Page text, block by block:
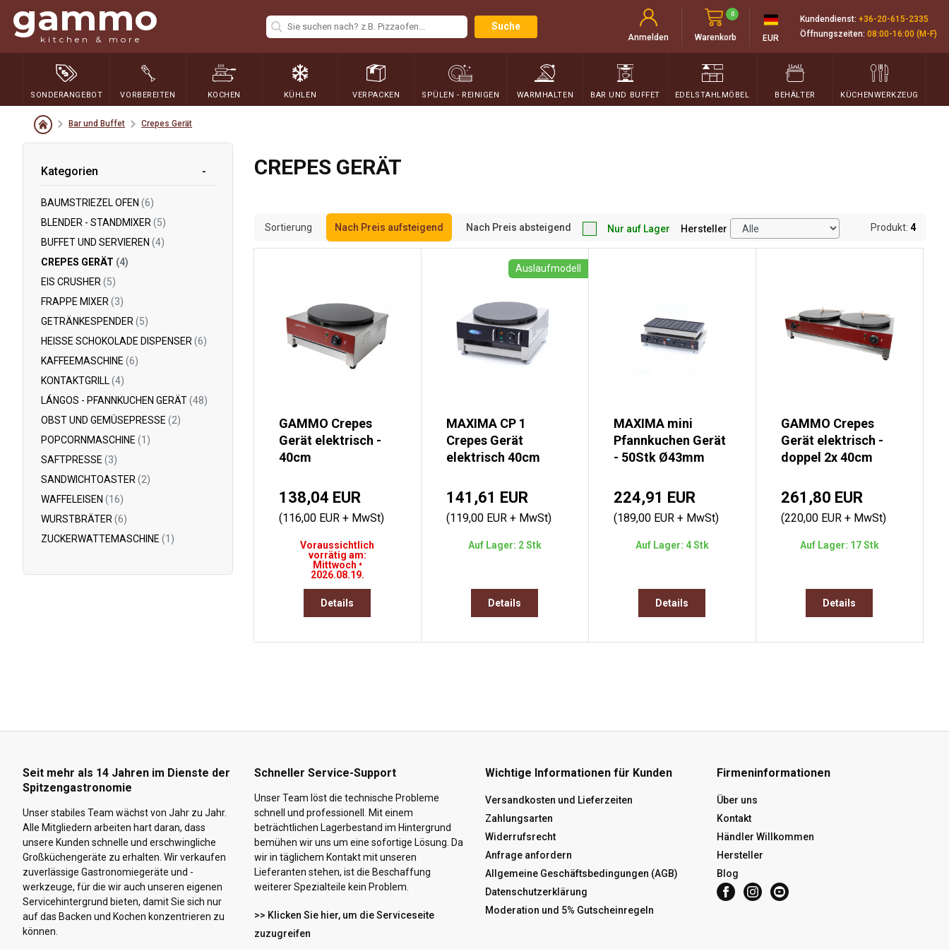
gammo
kitchen & more
Suche
Anmelden Warenkorb
0
EUR
Kundendienst: +36-20-615-2335
Öffnungszeiten: 08:00-16:00 (M-F)
SONDERANGEBOT VORBEREITEN KOCHEN KÜHLEN VERPACKEN SPÜLEN - REINIGEN WARMHALTEN BAR UND BUFFET EDELSTAHLMÖBEL BEHÄLTER KÜCHENWERKZEUG
Bar und Buffet Crepes Gerät
Kategorien
BAUMSTRIEZEL OFEN (6)
BLENDER - STANDMIXER (5)
BUFFET UND SERVIEREN (4)
CREPES GERÄT (4)
EIS CRUSHER (5)
FRAPPE MIXER (3)
GETRÄNKESPENDER (5)
HEISSE SCHOKOLADE DISPENSER (6)
KAFFEEMASCHINE (6)
KONTAKTGRILL (4)
LÁNGOS - PFANNKUCHEN GERÄT(48)
OBST UND GEMÜSEPRESSE (2)
POPCORNMASCHINE (1)
SAFTPRESSE (3)
SANDWICHTOASTER (2)
WAFFELEISEN (16)
WURSTBRÄTER (6)
ZUCKERWATTEMASCHINE (1)
CREPES GERÄT
Sortierung Nach Preis aufsteigend Nach Preis absteigend Nur auf Lager Hersteller Produkt: 4
GAMMO Crepes
Gerät elektrisch -
40cm
138,04 EUR
(116,00 EUR + MwSt)
Voraussichtlich
vorrätig am:
Mittwoch •
2026.08.19.
Details
Auslaufmodell
MAXIMA CP 1
Crepes Gerät
elektrisch 40cm
141,61 EUR
(119,00 EUR + MwSt)
Auf Lager: 2 Stk
Details
MAXIMA mini
Pfannkuchen Gerät
- 50Stk Ø43mm
224,91 EUR
(189,00 EUR + MwSt)
Auf Lager: 4 Stk
Details
GAMMO Crepes
Gerät elektrisch -
doppel 2x 40cm
261,80 EUR
(220,00 EUR + MwSt)
Auf Lager: 17 Stk
Details
Seit mehr als 14 Jahren im Dienste der
Spitzengastronomie
Unser stabiles Team wächst von Jahr zu Jahr.
Alle Mitgliedern arbeiten hart daran, dass
unsere Kunden schnelle und erschwingliche
Großküchengeräte zu erhalten. Wir verkaufen
zuverlässige Gastronomiegeräte und -
werkzeuge, für die wir auch unseren eigenen
Servicehintergrund bieten, damit Sie sich nur
auf das Backen und Kochen konzentrieren zu
können.
Schneller Service-Support
Unser Team löst die technische Probleme
schnell und professionell. Mit einem
beträchtlichen Lagerbestand im Hintergrund
bemühen wir uns um eine sofortige Lösung. Da
wir in täglichem Kontakt mit unseren
Lieferanten stehen, ist die Beschaffung
weiterer Spezialteile kein Problem.
>> Klicken Sie hier, um die Serviceseite
zuzugreifen
Wichtige Informationen für Kunden
Versandkosten und Lieferzeiten
Zahlungsarten
Widerrufsrecht
Anfrage anfordern
Allgemeine Geschäftsbedingungen (AGB)
Datenschutzerklärung
Moderation und 5% Gutscheinregeln
Firmeninformationen
Über uns
Kontakt
Händler Willkommen
Hersteller
Blog